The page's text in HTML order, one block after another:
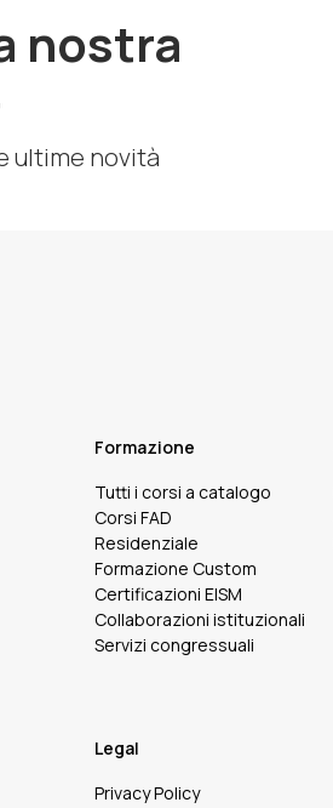
nostra
ultime novità
Formazione
Tutti i corsi a catalogo
Corsi FAD
Residenziale
Formazione Custom
Certificazioni EISM
Collaborazioni istituzionali
Servizi congressuali
Legal
Privacy Policy